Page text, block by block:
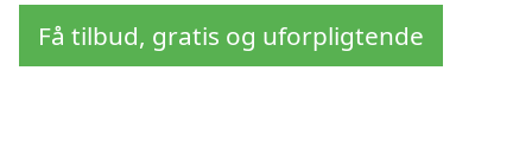
Få tilbud, gratis og uforpligtende